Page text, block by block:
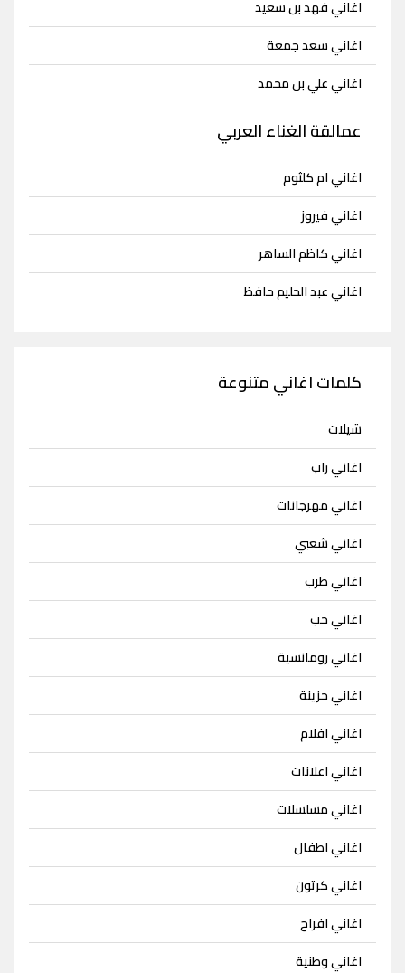
اغاني فهد بن سعيد
اغاني سعد جمعة
اغاني علي بن محمد
عمالقة الغناء العربي
اغاني ام كلثوم
اغاني فيروز
اغاني كاظم الساهر
اغاني عبد الحليم حافظ
كلمات اغاني متنوعة
شيلات
اغاني راب
اغاني مهرجانات
اغاني شعبي
اغاني طرب
اغاني حب
اغاني رومانسية
اغاني حزينة
اغاني افلام
اغاني اعلانات
اغاني مسلسلات
اغاني اطفال
اغاني كرتون
اغاني افراح
اغاني وطنية